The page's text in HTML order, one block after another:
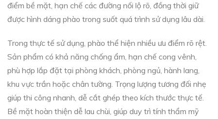
điểm bề mặt, hạn chế các đường nối lộ rõ, đồng thời giữ
được hình dáng phào trong suốt quá trình sử dụng lâu dài.
Trong thực tế sử dụng, phào thể hiện nhiều ưu điểm rõ rệt.
Sản phẩm có khả năng chống ẩm, hạn chế cong vênh,
phù hợp lắp đặt tại phòng khách, phòng ngủ, hành lang,
khu vực trần hoặc chân tường. Trọng lượng tương đối nhẹ
giúp thi công nhanh, dễ cắt ghép theo kích thước thực tế.
Bề mặt hoàn thiện dễ lau chùi, giúp duy trì tính thẩm mỹ